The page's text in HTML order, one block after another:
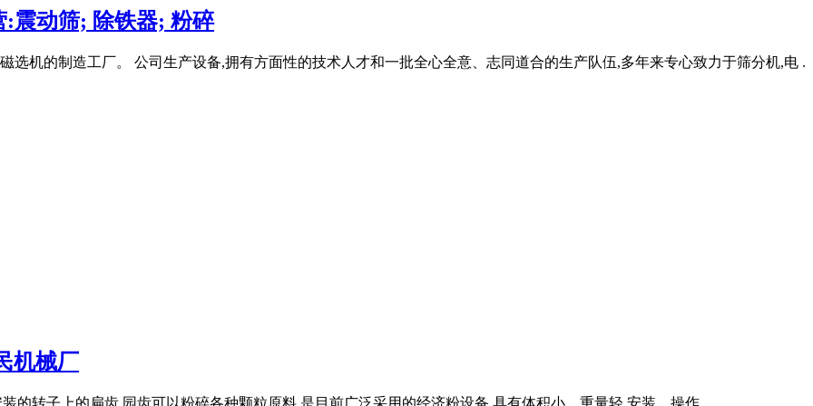
震动筛; 除铁器; 粉碎
选机的制造工厂。 公司生产设备,拥有方面性的技术人才和一批全心全意、志同道合的生产队伍,多年来专心致力于筛分机,电 .
机械厂
转子上的扁齿,园齿可以粉碎各种颗粒原料,是目前广泛采用的经济粉设备,具有体积小、重量轻,安装、操作 .